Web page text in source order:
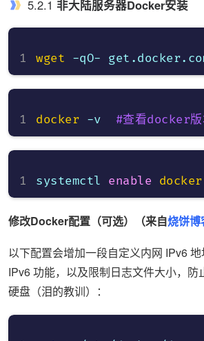
5.2.1 非大陆服务器Docker安装
wget -qO-
docker -v #查看docker版
systemctl enable docker
修改Docker配置（可选）（来自烧饼博
以下配置会增加一段自定义内网 IPv6
IPv6 功能，以及限制日志文件大小，防
硬盘（泪的教训）：